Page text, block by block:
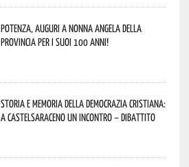
Potenza, auguri a nonna Angela della
provincia per i suoi 100 anni!
Storia e memoria della Democrazia Cristiana:
a Castelsaraceno un incontro – dibattito